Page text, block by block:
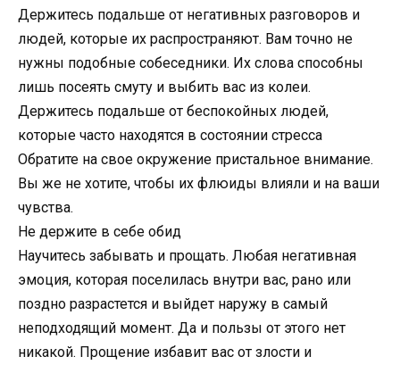
Держитесь подальше от негативных разговоров и
людей, которые их распространяют. Вам точно не
нужны подобные собеседники. Их слова способны
лишь посеять смуту и выбить вас из колеи.
Держитесь подальше от беспокойных людей,
которые часто находятся в состоянии стресса
Обратите на свое окружение пристальное внимание.
Вы же не хотите, чтобы их флюиды влияли и на ваши
чувства.
Не держите в себе обид
Научитесь забывать и прощать. Любая негативная
эмоция, которая поселилась внутри вас, рано или
поздно разрастется и выйдет наружу в самый
неподходящий момент. Да и пользы от этого нет
никакой. Прощение избавит вас от злости и